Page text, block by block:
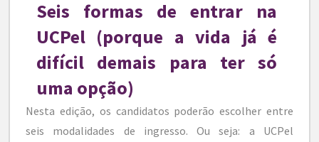
Seis formas de entrar na
UCPel (porque a vida já é
difícil demais para ter só
uma opção)
Nesta edição, os candidatos poderão escolher entre
seis modalidades de ingresso. Ou seja: a UCPel